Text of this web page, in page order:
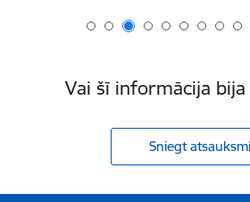
Vai šī informācija
Sniegt atsauksmi